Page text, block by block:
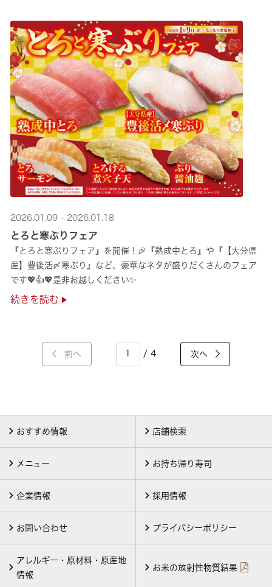
2026.01.09 - 2026.01.18
とろと寒ぶりフェア
『とろと寒ぶりフェア』を開催！🎉『熟成中とろ』や『【大分県
産】豊後活〆寒ぶり』など、豪華なネタが盛りだくさんのフェア
です💖👍💖是非お越しください✨
続きを読む
前へ / 4 次へ
おすすめ情報 店舗検索
メニュー お持ち帰り寿司
企業情報 採用情報
お問い合わせ プライバシーポリシー
アレルギー・原材料・原産地
情報
お米の放射性物質結果